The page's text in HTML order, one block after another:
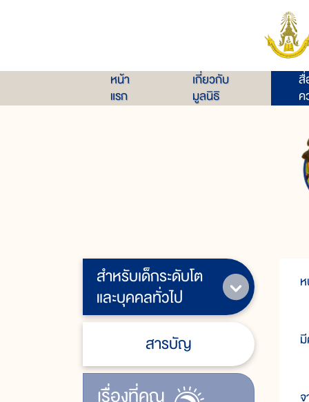
หน้า
แรก
เกี่ยวกับ
มูลนิธิ
สื่
ค
สำหรับเด็กระดับโต
และบุคคลทั่วไป
สารบัญ